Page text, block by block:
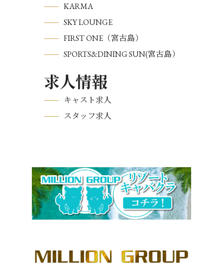
KARMA
SKY LOUNGE
FIRST ONE（宮古島）
SPORTS&DINING SUN(宮古島）
求人情報
キャスト求人
スタッフ求人